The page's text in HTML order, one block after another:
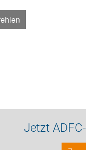
Jetzt